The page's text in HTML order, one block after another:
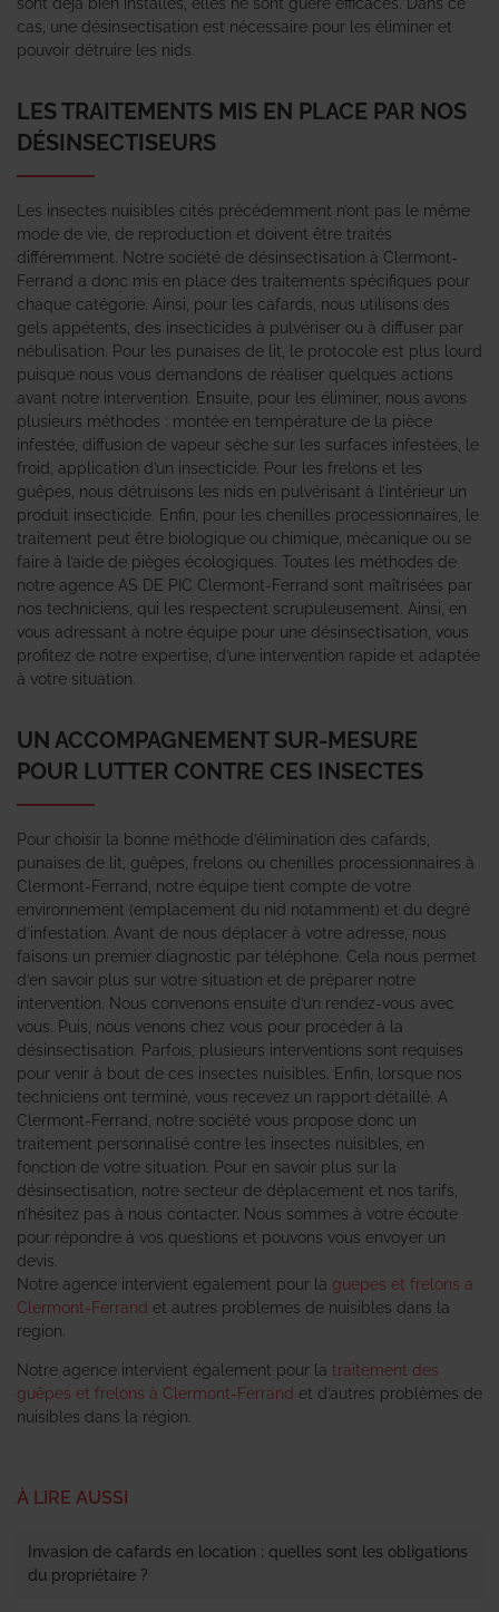
cas, une désinsectisation est nécessaire pour les éliminer et
pouvoir détruire les nids.
LES TRAITEMENTS MIS EN PLACE PAR NOS
DÉSINSECTISEURS
Les insectes nuisibles cités précédemment n’ont pas le même
mode de vie, de reproduction et doivent être traités
différemment. Notre société de désinsectisation à Clermont-
Ferrand a donc mis en place des traitements spécifiques pour
chaque catégorie. Ainsi, pour les cafards, nous utilisons des
gels appétents, des insecticides à pulvériser ou à diffuser par
nébulisation. Pour les punaises de lit, le protocole est plus lourd
puisque nous vous demandons de réaliser quelques actions
avant notre intervention. Ensuite, pour les éliminer, nous avons
plusieurs méthodes : montée en température de la pièce
infestée, diffusion de vapeur sèche sur les surfaces infestées, le
froid, application d’un insecticide. Pour les frelons et les
guêpes, nous détruisons les nids en pulvérisant à l’intérieur un
produit insecticide. Enfin, pour les chenilles processionnaires, le
traitement peut être biologique ou chimique, mécanique ou se
faire à l’aide de pièges écologiques. Toutes les méthodes de
notre agence AS DE PIC Clermont-Ferrand sont maîtrisées par
nos techniciens, qui les respectent scrupuleusement. Ainsi, en
vous adressant à notre équipe pour une désinsectisation, vous
profitez de notre expertise, d’une intervention rapide et adaptée
à votre situation.
UN ACCOMPAGNEMENT SUR-MESURE
POUR LUTTER CONTRE CES INSECTES
Pour choisir la bonne méthode d’élimination des cafards,
punaises de lit, guêpes, frelons ou chenilles processionnaires à
Clermont-Ferrand, notre équipe tient compte de votre
environnement (emplacement du nid notamment) et du degré
d’infestation. Avant de nous déplacer à votre adresse, nous
faisons un premier diagnostic par téléphone. Cela nous permet
d’en savoir plus sur votre situation et de préparer notre
intervention. Nous convenons ensuite d’un rendez-vous avec
vous. Puis, nous venons chez vous pour procéder à la
désinsectisation. Parfois, plusieurs interventions sont requises
pour venir à bout de ces insectes nuisibles. Enfin, lorsque nos
techniciens ont terminé, vous recevez un rapport détaillé. A
Clermont-Ferrand, notre société vous propose donc un
traitement personnalisé contre les insectes nuisibles, en
fonction de votre situation. Pour en savoir plus sur la
désinsectisation, notre secteur de déplacement et nos tarifs,
n’hésitez pas à nous contacter. Nous sommes à votre écoute
pour répondre à vos questions et pouvons vous envoyer un
devis.
Notre agence intervient egalement pour la guepes et frelons a
Clermont-Ferrand et autres problemes de nuisibles dans la
region.
Notre agence intervient également pour la traitement des
guêpes et frelons à Clermont-Ferrand et d’autres problèmes de
nuisibles dans la région.
À LIRE AUSSI
Invasion de cafards en location : quelles sont les obligations
du propriétaire ?